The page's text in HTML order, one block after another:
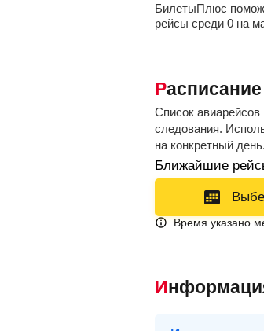
БилетыПлюс
рейсы среди 0 на
Список
следования.
на конкретный день.
Ближайшие
Время указано